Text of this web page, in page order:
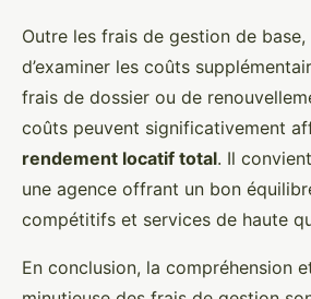
Outre les frais de gestion de
d’examiner les coûts
frais de dossier ou de
coûts peuvent significativement
rendement locatif total. Il
une agence offrant un bon
compétitifs et services de haute
En conclusion, la compréhension